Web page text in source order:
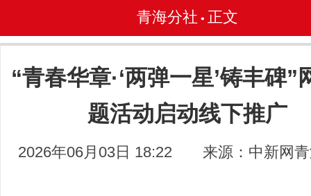
青海分社 • 正文
“青春华章·‘两弹一星’铸丰碑”
题活动启动线下推广
2026年06月03日 18:22 来源：中新网